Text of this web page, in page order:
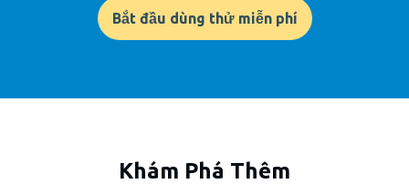
Bắt đầu dùng thử miễn phí
Khám Phá Thêm